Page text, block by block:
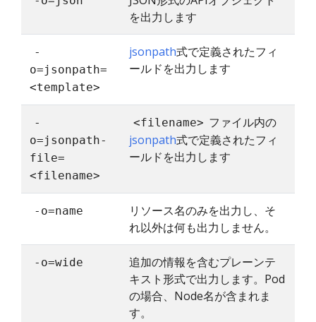
を出力します
-
o=jsonpath=
<template>
jsonpath式で定義されたフィ
ールドを出力します
-
o=jsonpath-
file=
<filename>
<filename> ファイル内の
jsonpath式で定義されたフィ
ールドを出力します
-o=name
リソース名のみを出力し、そ
れ以外は何も出力しません。
-o=wide
追加の情報を含むプレーンテ
キスト形式で出力します。Pod
の場合、Node名が含まれま
す。